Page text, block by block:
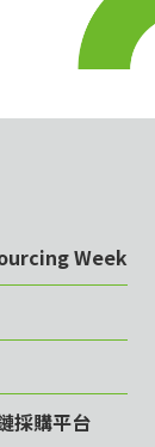
Week
採購平台